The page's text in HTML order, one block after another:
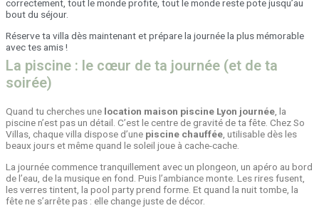
correctement, tout le monde profite, tout le monde reste pote jusqu’au
bout du séjour.
Réserve ta villa dès maintenant et prépare la journée la plus mémorable
avec tes amis !
La piscine : le cœur de ta journée (et de ta
soirée)
Quand tu cherches une location maison piscine Lyon journée, la
piscine n’est pas un détail. C’est le centre de gravité de ta fête. Chez So
Villas, chaque villa dispose d’une piscine chauffée, utilisable dès les
beaux jours et même quand le soleil joue à cache-cache.
La journée commence tranquillement avec un plongeon, un apéro au bord
de l’eau, de la musique en fond. Puis l’ambiance monte. Les rires fusent,
les verres tintent, la pool party prend forme. Et quand la nuit tombe, la
fête ne s’arrête pas : elle change juste de décor.